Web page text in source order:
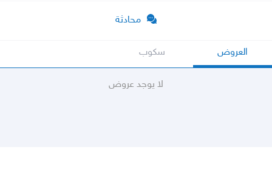
محادثة
العروض سكوب
لا يوجد عروض